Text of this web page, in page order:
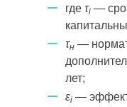
гдеτi —
τн —
лет;
εi —